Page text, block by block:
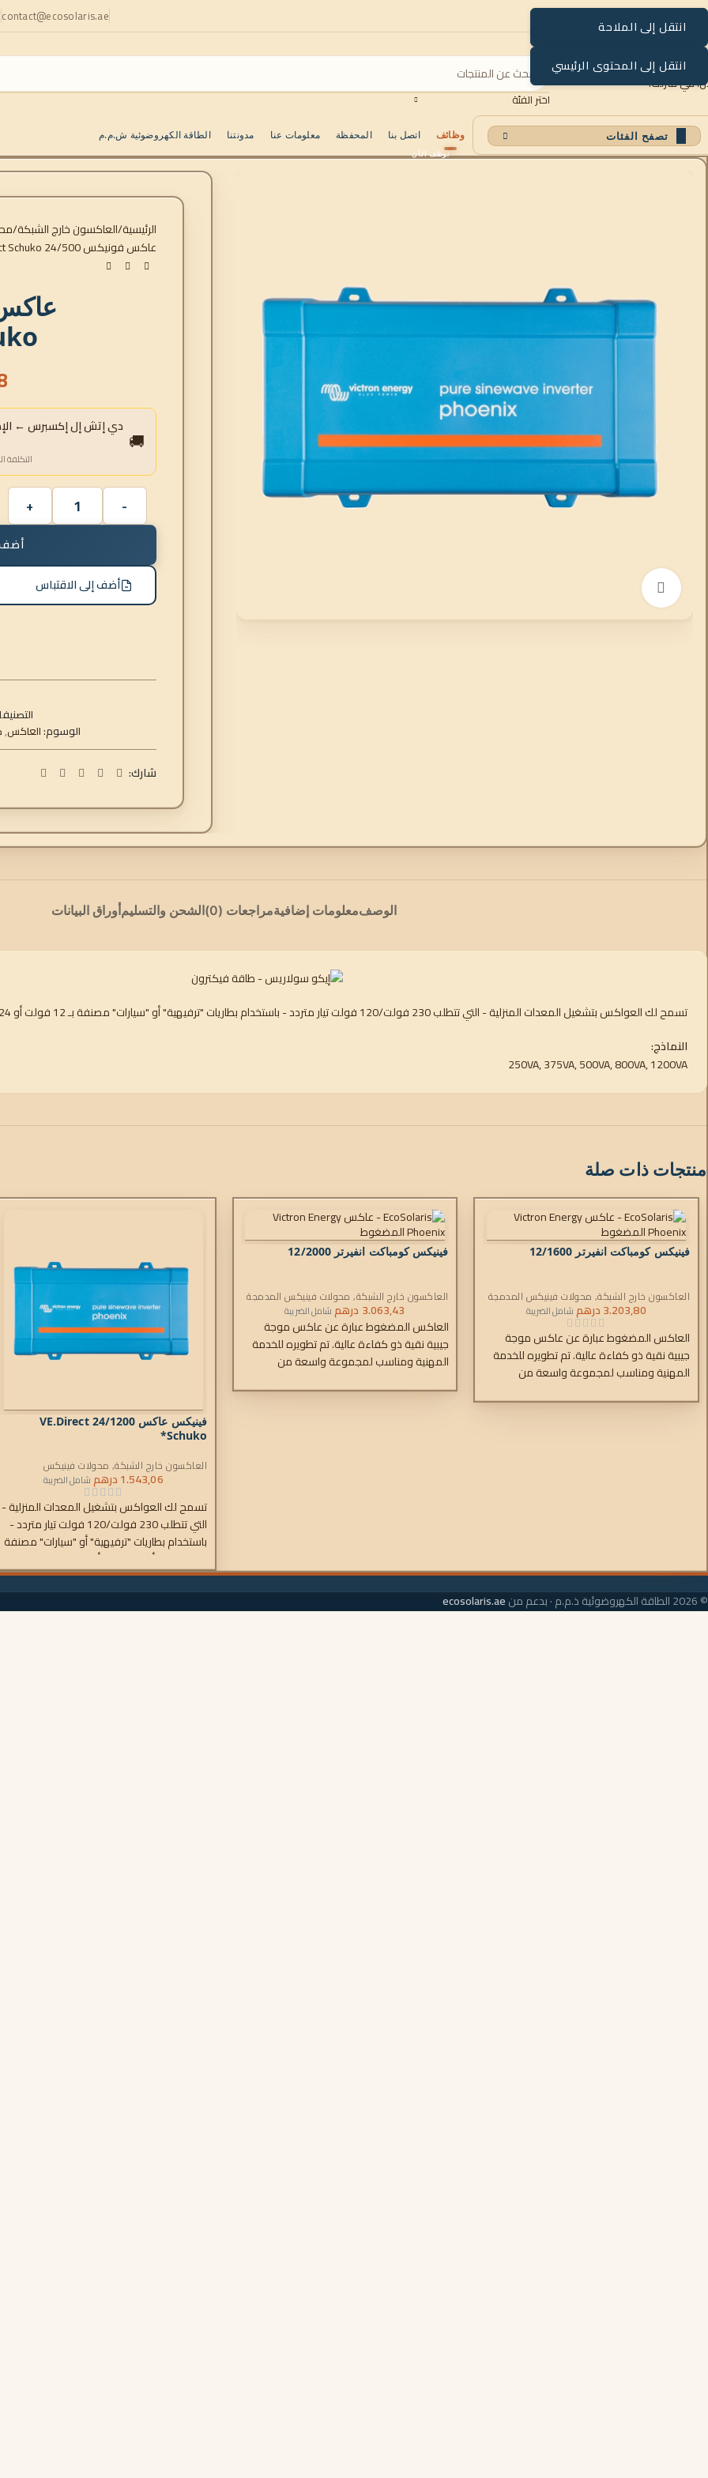
انتقل إلى الملاحة
انتقل إلى المحتوى الرئيسي
contact@ecosolaris.ae
اختر الفئة
تصفح الفئات الطاقة الكهروضوئية ش.م.م مدونتنا معلومات عنا المحفظة اتصل بنا وظائف
الرئيسية العاكسون خارج الشبكة
عاكس فونيكس 24/500 VE.Direct Schuko*
🚚
دي إتش إل إكسبرس ←
التكلفة
أضف إلى الاقتباس
الوسوم:العاكس,
شارك:
الوصفمعلومات إضافيةمراجعات (0) الشحن والتسليمأوراق البيانات
تسمح لك العواكس بتشغيل المعدات المنزلية - التي تتطلب 230 فولت/120 فولت تيار متردد - باستخدام بطاريات "ترفيهية" أو "سيارات" مصنفة بـ 12 فولت أو 24 فولت أو 48 فولت تيار مستمر.
النماذج:
250VA, 375VA, 500VA, 800VA, 1200VA
منتجات ذات صلة
فينيكس كومباكت انفيرتر 12/1600
العاكسون خارج الشبكة, محولات فينيكس المدمجة
3.203,80درهمشامل الضريبة
العاكس المضغوط عبارة عن عاكس موجة
جيبية نقية ذو كفاءة عالية. تم تطويره للخدمة
المهنية ومناسب لمجموعة واسعة من
فينيكس كومباكت انفيرتر 12/2000
العاكسون خارج الشبكة, محولات فينيكس المدمجة
3.063,43 درهم شامل الضريبة
العاكس المضغوط عبارة عن عاكس موجة
جيبية نقية ذو كفاءة عالية. تم تطويره للخدمة
المهنية ومناسب لمجموعة واسعة من
فينيكس عاكس 24/1200 VE.Direct
Schuko*
العاكسون خارج الشبكة, محولات فينيكس
1.543,06درهمشامل الضريبة
تسمح لك العواكس بتشغيل المعدات المنزلية -
التي تتطلب 230 فولت/120 فولت تيار متردد -
باستخدام بطاريات "ترفيهية" أو "سيارات" مصنفة
مستمر.
© 2026 الطاقة الكهروضوئية ذ.م.م · بدعم من
ecosolaris.ae